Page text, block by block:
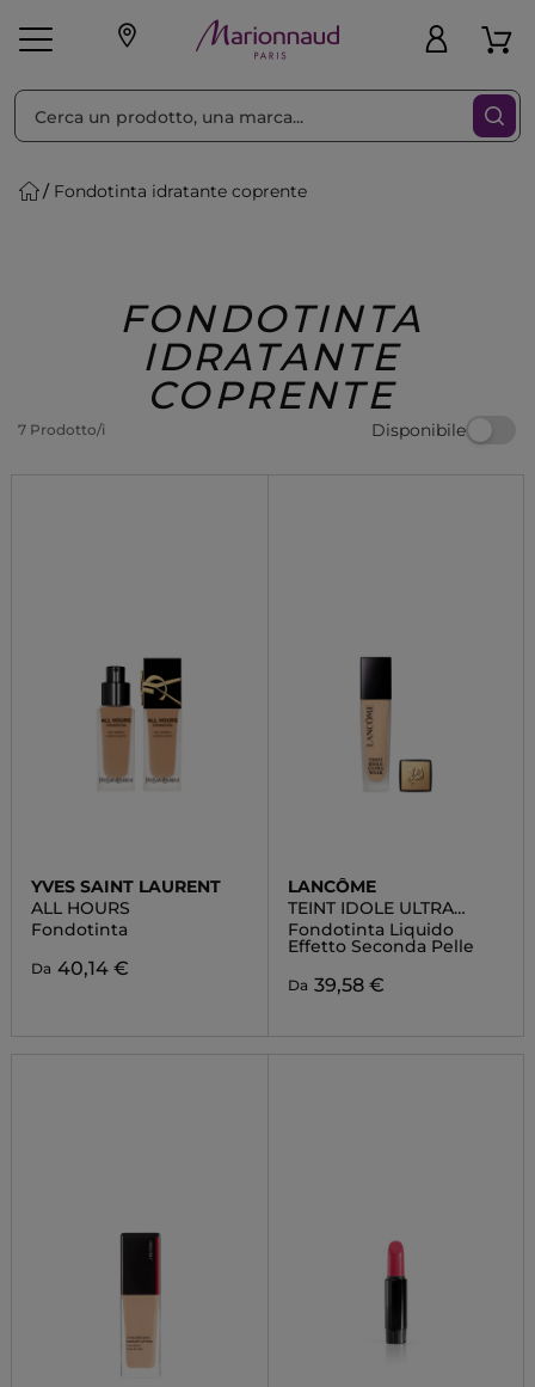
Make-up Profumi
Regalo
Fondotinta idratante coprente
FONDOTINTA
IDRATANTE
COPRENTE
7 Prodotto/i Disponibile
Ordina per Filtra
YVES SAINT LAURENT
ALL HOURS
Fondotinta
Da 40,14 €
LANCÔME
TEINT IDOLE ULTRA
WEAR
Fondotinta Liquido
Effetto Seconda Pelle
Da 39,58 €